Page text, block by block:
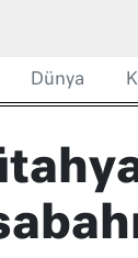
Dünya